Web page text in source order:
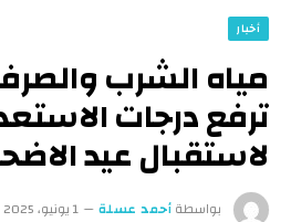
أخبار
مياه الشرب
ترفع درجات
لاستقبال عيد
بواسطةأحمد عسلة 1 يونيو، 2025